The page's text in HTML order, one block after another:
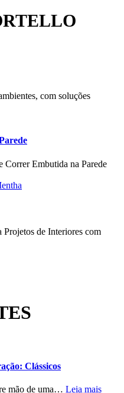
com soluções
Correr Embutida na Parede
de Interiores com
Clássicos
mão de uma… Leia mais